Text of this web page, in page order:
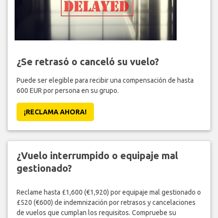
¿Se retrasó o canceló su vuelo?
Puede ser elegible para recibir una compensación de hasta
600 EUR por persona en su grupo.
¡RECLAMA AHORA!
¿Vuelo interrumpido o equipaje mal
gestionado?
Reclame hasta £1,600 (€1,920) por equipaje mal gestionado o
£520 (€600) de indemnización por retrasos y cancelaciones
de vuelos que cumplan los requisitos. Compruebe su